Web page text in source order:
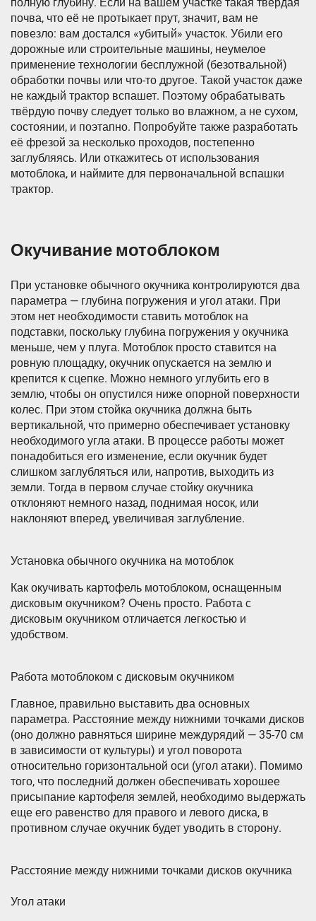
почва, что её не протыкает прут, значит, вам не
повезло: вам достался «убитый» участок. Убили его
дорожные или строительные машины, неумелое
применение технологии бесплужной (безотвальной)
обработки почвы или что-то другое. Такой участок даже
не каждый трактор вспашет. Поэтому обрабатывать
твёрдую почву следует только во влажном, а не сухом,
состоянии, и поэтапно. Попробуйте также разработать
её фрезой за несколько проходов, постепенно
заглубляясь. Или откажитесь от использования
мотоблока, и наймите для первоначальной вспашки
трактор.
Окучивание мотоблоком
При установке обычного окучника контролируются два
параметра — глубина погружения и угол атаки. При
этом нет необходимости ставить мотоблок на
подставки, поскольку глубина погружения у окучника
меньше, чем у плуга. Мотоблок просто ставится на
ровную площадку, окучник опускается на землю и
крепится к сцепке. Можно немного углубить его в
землю, чтобы он опустился ниже опорной поверхности
колес. При этом стойка окучника должна быть
вертикальной, что примерно обеспечивает установку
необходимого угла атаки. В процессе работы может
понадобиться его изменение, если окучник будет
слишком заглубляться или, напротив, выходить из
земли. Тогда в первом случае стойку окучника
отклоняют немного назад, поднимая носок, или
наклоняют вперед, увеличивая заглубление.
Установка обычного окучника на мотоблок
Как окучивать картофель мотоблоком, оснащенным
дисковым окучником? Очень просто. Работа с
дисковым окучником отличается легкостью и
удобством.
Работа мотоблоком с дисковым окучником
Главное, правильно выставить два основных
параметра. Расстояние между нижними точками дисков
(оно должно равняться ширине междурядий — 35-70 см
в зависимости от культуры) и угол поворота
относительно горизонтальной оси (угол атаки). Помимо
того, что последний должен обеспечивать хорошее
присыпание картофеля землей, необходимо выдержать
еще его равенство для правого и левого диска, в
противном случае окучник будет уводить в сторону.
Расстояние между нижними точками дисков окучника
Угол атаки